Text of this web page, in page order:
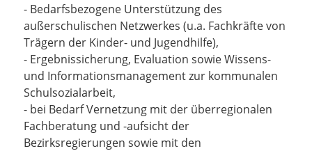
- Bedarfsbezogene Unterstützung des
außerschulischen Netzwerkes (u.a. Fachkräfte von
Trägern der Kinder- und Jugendhilfe),
- Ergebnissicherung, Evaluation sowie Wissens-
und Informationsmanagement zur kommunalen
Schulsozialarbeit,
- bei Bedarf Vernetzung mit der überregionalen
Fachberatung und -aufsicht der
Bezirksregierungen sowie mit den